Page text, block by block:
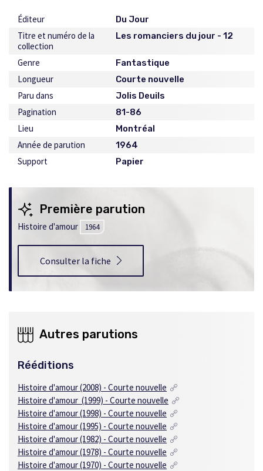
Éditeur Du Jour
Titre et numéro de la
collection
Les romanciers du jour - 12
Genre Fantastique
Longueur Courte nouvelle
Paru dans Jolis Deuils
Pagination 81-86
Lieu Montréal
Année de parution 1964
Support Papier
Première parution
Histoire d'amour 1964
Consulter la fiche
Autres parutions
Rééditions
Histoire d'amour (2008) - Courte nouvelle
Histoire d'amour (1999) - Courte nouvelle
Histoire d'amour (1998) - Courte nouvelle
Histoire d'amour (1995) - Courte nouvelle
Histoire d'amour (1982) - Courte nouvelle
Histoire d'amour (1978) - Courte nouvelle
Histoire d'amour (1970) - Courte nouvelle